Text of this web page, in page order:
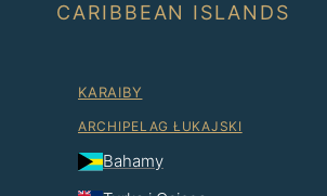
CARIBBEAN ISLANDS
KARAIBY
ARCHIPELAG ŁUKAJSKI
Bahamy